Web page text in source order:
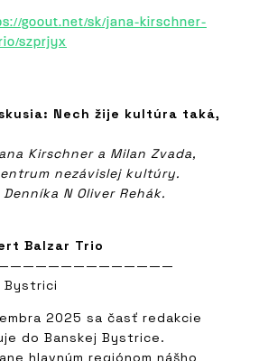
goout.net/sk/jana-kirschner-
szprjyx
Nech žije kultúra taká,
Kirschner a Milan Zvada,
nezávislej kultúry.
N Oliver Rehák.
Balzar Trio
Bystrici
2025 sa časť redakcie
do Banskej Bystrice.
hlavným regiónom nášho